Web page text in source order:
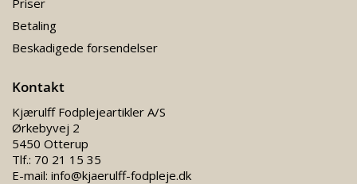
Priser
Betaling
Beskadigede forsendelser
Kontakt
Kjærulff Fodplejeartikler A/S
Ørkebyvej 2
5450 Otterup
Tlf.: 70 21 15 35
E-mail: info@kjaerulff-fodpleje.dk